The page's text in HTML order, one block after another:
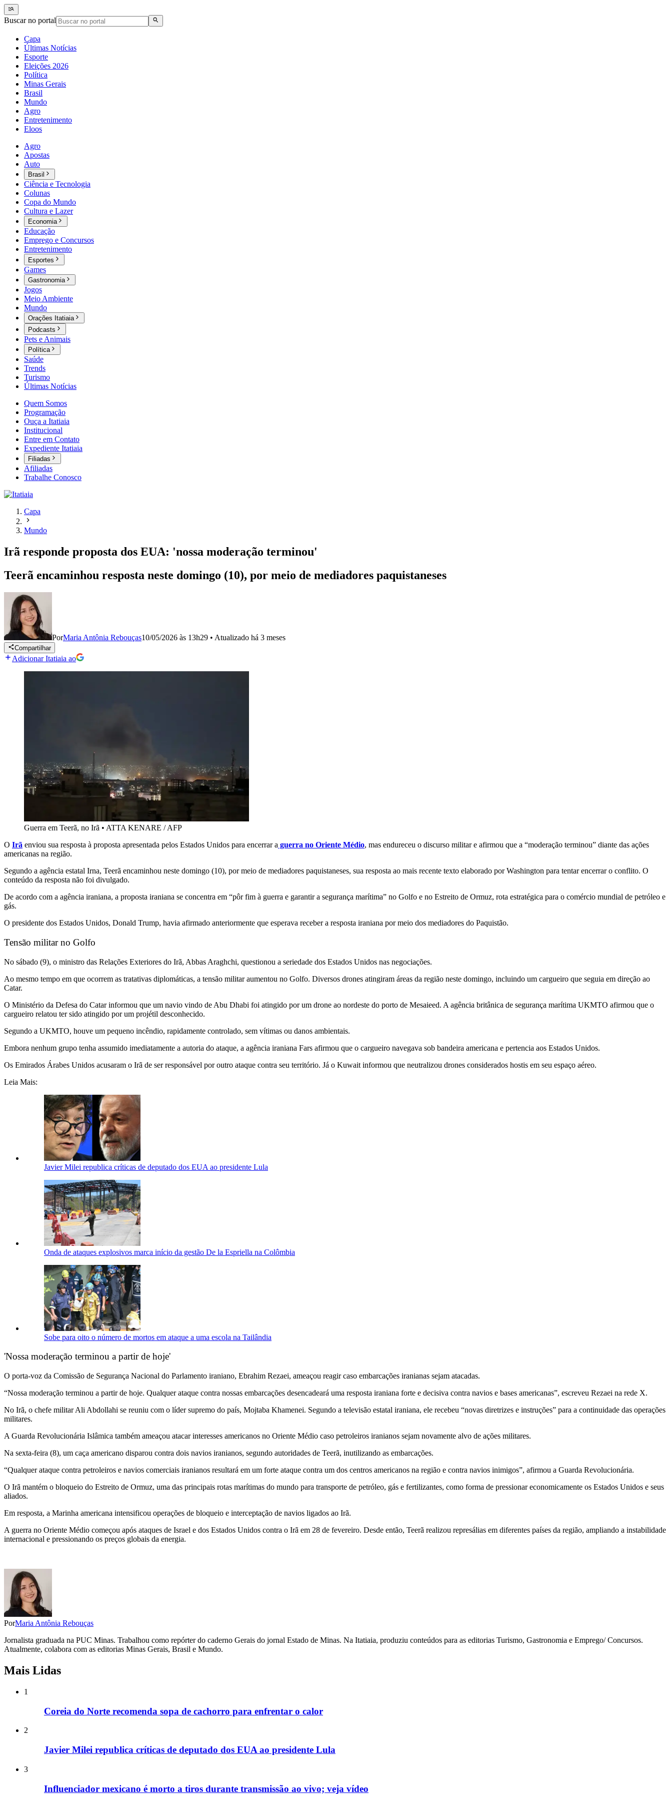
Buscar no portal
Capa
Últimas Notícias
Esporte
Eleições 2026
Política
Minas Gerais
Brasil
Mundo
Agro
Entretenimento
Eloos
Agro
Apostas
Auto
Brasil
Ciência e Tecnologia
Colunas
Copa do Mundo
Cultura e Lazer
Economia
Educação
Emprego e Concursos
Entretenimento
Esportes
Games
Gastronomia
Jogos
Meio Ambiente
Mundo
Orações Itatiaia
Podcasts
Pets e Animais
Política
Saúde
Trends
Turismo
Últimas Notícias
Quem Somos
Programação
Ouça a Itatiaia
Institucional
Entre em Contato
Expediente Itatiaia
Filiadas
Afiliadas
Trabalhe Conosco
Capa
Mundo
Irã responde proposta dos EUA: 'nossa moderação terminou'
Teerã encaminhou resposta neste domingo (10), por meio de mediadores paquistaneses
PorMaria Antônia Rebouças10/05/2026 às 13h29 • Atualizado há 3 meses
Compartilhar
Adicionar Itatiaia ao
Guerra em Teerã, no Irã • ATTA KENARE / AFP
O Irã enviou sua resposta à proposta apresentada pelos Estados Unidos para encerrar a guerra no Oriente Médio, mas endureceu o discurso militar e afirmou que a “moderação terminou” diante das ações
americanas na região.
Segundo a agência estatal Irna, Teerã encaminhou neste domingo (10), por meio de mediadores paquistaneses, sua resposta ao mais recente texto elaborado por Washington para tentar encerrar o conflito. O
conteúdo da resposta não foi divulgado.
De acordo com a agência iraniana, a proposta iraniana se concentra em “pôr fim à guerra e garantir a segurança marítima” no Golfo e no Estreito de Ormuz, rota estratégica para o comércio mundial de petróleo e
gás.
O presidente dos Estados Unidos, Donald Trump, havia afirmado anteriormente que esperava receber a resposta iraniana por meio dos mediadores do Paquistão.
Tensão militar no Golfo
No sábado (9), o ministro das Relações Exteriores do Irã, Abbas Araghchi, questionou a seriedade dos Estados Unidos nas negociações.
Ao mesmo tempo em que ocorrem as tratativas diplomáticas, a tensão militar aumentou no Golfo. Diversos drones atingiram áreas da região neste domingo, incluindo um cargueiro que seguia em direção ao
Catar.
O Ministério da Defesa do Catar informou que um navio vindo de Abu Dhabi foi atingido por um drone ao nordeste do porto de Mesaieed. A agência britânica de segurança marítima UKMTO afirmou que o
cargueiro relatou ter sido atingido por um projétil desconhecido.
Segundo a UKMTO, houve um pequeno incêndio, rapidamente controlado, sem vítimas ou danos ambientais.
Embora nenhum grupo tenha assumido imediatamente a autoria do ataque, a agência iraniana Fars afirmou que o cargueiro navegava sob bandeira americana e pertencia aos Estados Unidos.
Os Emirados Árabes Unidos acusaram o Irã de ser responsável por outro ataque contra seu território. Já o Kuwait informou que neutralizou drones considerados hostis em seu espaço aéreo.
Leia Mais:
Javier Milei republica críticas de deputado dos EUA ao presidente Lula
Onda de ataques explosivos marca início da gestão De la Espriella na Colômbia
Sobe para oito o número de mortos em ataque a uma escola na Tailândia
'Nossa moderação terminou a partir de hoje'
O porta-voz da Comissão de Segurança Nacional do Parlamento iraniano, Ebrahim Rezaei, ameaçou reagir caso embarcações iranianas sejam atacadas.
“Nossa moderação terminou a partir de hoje. Qualquer ataque contra nossas embarcações desencadeará uma resposta iraniana forte e decisiva contra navios e bases americanas”, escreveu Rezaei na rede X.
No Irã, o chefe militar Ali Abdollahi se reuniu com o líder supremo do país, Mojtaba Khamenei. Segundo a televisão estatal iraniana, ele recebeu “novas diretrizes e instruções” para a continuidade das operações
militares.
A Guarda Revolucionária Islâmica também ameaçou atacar interesses americanos no Oriente Médio caso petroleiros iranianos sejam novamente alvo de ações militares.
Na sexta-feira (8), um caça americano disparou contra dois navios iranianos, segundo autoridades de Teerã, inutilizando as embarcações.
“Qualquer ataque contra petroleiros e navios comerciais iranianos resultará em um forte ataque contra um dos centros americanos na região e contra navios inimigos”, afirmou a Guarda Revolucionária.
O Irã mantém o bloqueio do Estreito de Ormuz, uma das principais rotas marítimas do mundo para transporte de petróleo, gás e fertilizantes, como forma de pressionar economicamente os Estados Unidos e seus
aliados.
Em resposta, a Marinha americana intensificou operações de bloqueio e interceptação de navios ligados ao Irã.
A guerra no Oriente Médio começou após ataques de Israel e dos Estados Unidos contra o Irã em 28 de fevereiro. Desde então, Teerã realizou represálias em diferentes países da região, ampliando a instabilidade
internacional e pressionando os preços globais da energia.
PorMaria Antônia Rebouças
Jornalista graduada na PUC Minas. Trabalhou como repórter do caderno Gerais do jornal Estado de Minas. Na Itatiaia, produziu conteúdos para as editorias Turismo, Gastronomia e Emprego/ Concursos.
Atualmente, colabora com as editorias Minas Gerais, Brasil e Mundo.
Mais Lidas
1
Coreia do Norte recomenda sopa de cachorro para enfrentar o calor
2
Javier Milei republica críticas de deputado dos EUA ao presidente Lula
3
Influenciador mexicano é morto a tiros durante transmissão ao vivo; veja vídeo